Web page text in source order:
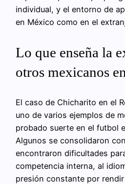
individual, y el entorno de
en México como en el
Lo que enseña la
otros mexicanos
El caso de Chicharito en el
uno de varios ejemplos de
probado suerte en el futbol
Algunos se consolidaron
encontraron dificultades
competencia interna, al
presión constante por